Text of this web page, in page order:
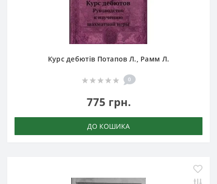
Курс дебютів Потапов Л., Рамм Л.
0
775 грн.
ДО КОШИКА